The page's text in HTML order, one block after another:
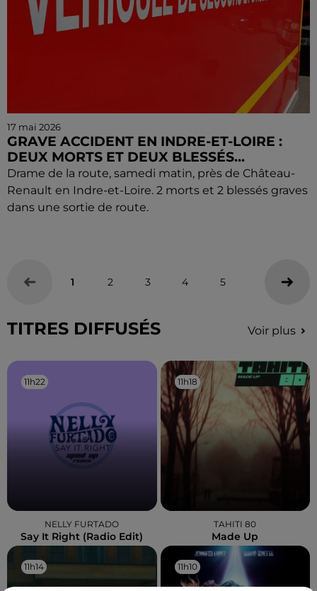
17 mai 2026
GRAVE ACCIDENT EN INDRE-ET-LOIRE :
DEUX MORTS ET DEUX BLESSÉS...
Drame de la route, samedi matin, près de Château-
Renault en Indre-et-Loire. 2 morts et 2 blessés graves
dans une sortie de route.
1 2 3 4 5
TITRES DIFFUSÉS Voir plus
11h22
11h22
NELLY FURTADO
Say It Right (radio Edit)
11h18
11h18
TAHITI 80
Made Up
11h14
11h14 11h10
11h10